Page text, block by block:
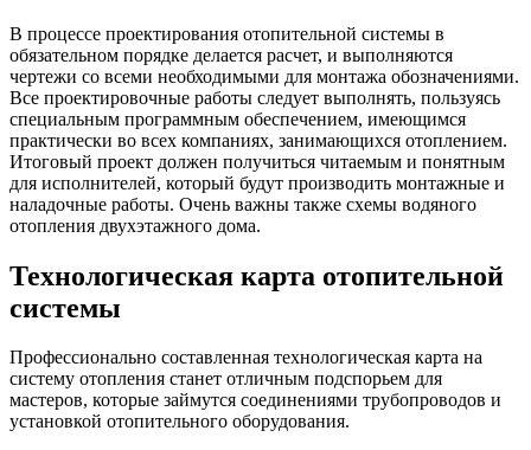
В процессе проектирования отопительной системы в
обязательном порядке делается расчет, и выполняются
чертежи со всеми необходимыми для монтажа обозначениями.
Все проектировочные работы следует выполнять, пользуясь
специальным программным обеспечением, имеющимся
практически во всех компаниях, занимающихся отоплением.
Итоговый проект должен получиться читаемым и понятным
для исполнителей, который будут производить монтажные и
наладочные работы. Очень важны также схемы водяного
отопления двухэтажного дома.
Технологическая карта отопительной
системы
Профессионально составленная технологическая карта на
систему отопления станет отличным подспорьем для
мастеров, которые займутся соединениями трубопроводов и
установкой отопительного оборудования.